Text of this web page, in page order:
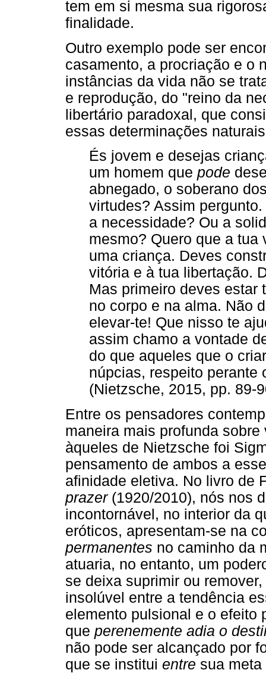
tem em si mesma sua
finalidade.
Outro exemplo pode ser
casamento, a procriação e o
instâncias da vida não se
e reprodução, do "reino da
libertário paradoxal, que
essas determinações
És jovem e desejas
um homem que pode
abnegado, o soberano
virtudes? Assim
a necessidade? Ou a
mesmo? Quero que a
uma criança. Deves
vitória e à tua libertação.
Mas primeiro deves estar
no corpo e na alma. Não
elevar-te! Que nisso te
assim chamo a vontade
do que aqueles que o
núpcias, respeito perante
(Nietzsche, 2015, pp. 89-
Entre os pensadores
maneira mais profunda
àqueles de Nietzsche foi
pensamento de ambos a
afinidade eletiva. No livro de
prazer(1920/2010), nós nos
incontornável, no interior da
eróticos, apresentam-se na
permanentes no caminho da
atuaria, no entanto, um
se deixa suprimir ou
insolúvel entre a tendência
elemento pulsional e o efeito
que perenemente adia o
não pode ser alcançado por
que se institui entre sua